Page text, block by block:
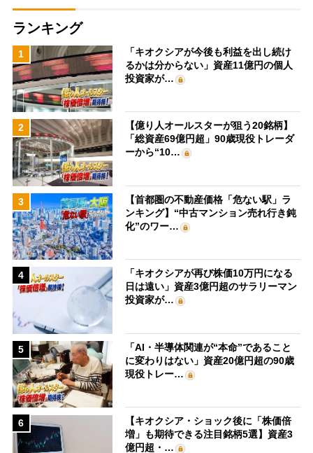
ランキング
1
「キオクシアが今後も利益を出し続け
るかは分からない」資産11億円の個人
投資家が…
2
【億り人オールスターが狙う20銘柄】
「総資産69億円超」90歳現役トレーダ
ーから“10…
3
【首都圏の不動産価格「危ない駅」ラ
ンキング】“中古マンション売れ行き鈍
化”のワー…
4
「キオクシアが再び株価10万円になる
日は遠い」資産3億円超のサラリーマン
投資家が…
5
「AI・半導体関連が“本命”であること
に変わりはない」資産20億円超の90歳
現役トレー…
6
【キオクシア・ショック後に「株価倍
増」も期待できる注目銘柄5選】資産3
億円超・…